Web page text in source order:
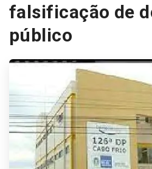
falsificação de
público